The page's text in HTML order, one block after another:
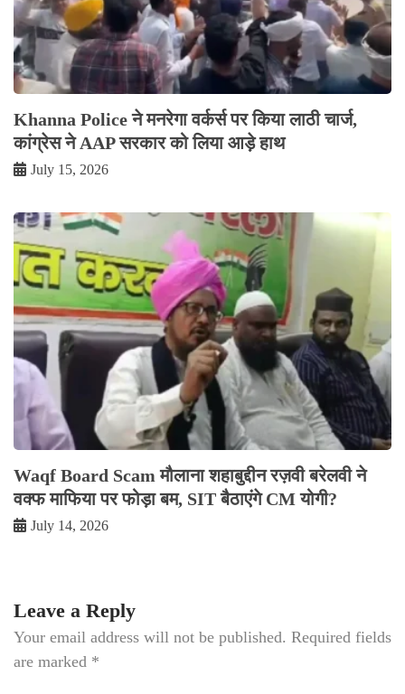
Khanna Police ने मनरेगा वर्कर्स पर किया लाठी चार्ज,
कांग्रेस ने AAP सरकार को लिया आड़े हाथ
July 15, 2026
Waqf Board Scam मौलाना शहाबुद्दीन रज़वी बरेलवी ने
वक्फ माफिया पर फोड़ा बम, SIT बैठाएंगे CM योगी?
July 14, 2026
Leave a Reply
Your email address will not be published. Required fields
are marked *